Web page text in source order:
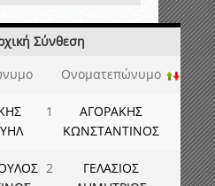
Σύνθεση
Ονοματεπώνυμο
1
ΑΓΟΡΑΚΗΣ
ΚΩΝΣΤΑΝΤΙΝΟΣ
2
ΓΕΛΑΣΙΟΣ